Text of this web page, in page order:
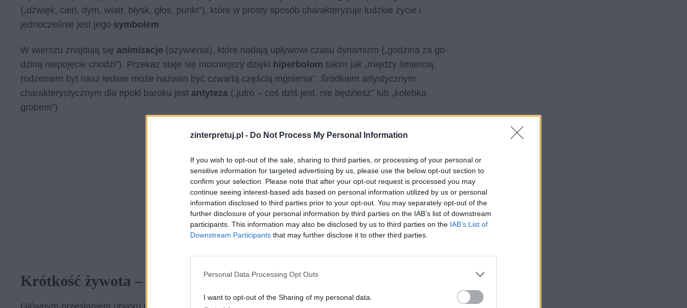
zinterpretuj.pl - Do Not Process My Personal Information
If you wish to opt-out of the sale, sharing to third parties, or processing of your personal or
sensitive information for targeted advertising by us, please use the below opt-out section to
confirm your selection. Please note that after your opt-out request is processed you may
continue seeing interest-based ads based on personal information utilized by us or personal
information disclosed to third parties prior to your opt-out. You may separately opt-out of the
further disclosure of your personal information by third parties on the IAB’s list of downstream
participants. This information may also be disclosed by us to third parties on the IAB’s List of
Downstream Participants that may further disclose it to other third parties.
Personal Data Processing Opt Outs
I want to opt-out of the Sharing of my personal data.
(„dźwięk, cień, dym, wiatr, błysk, głos, punkt”), które w prosty sposób charakteryzuje ludzkie życie i
jednocześnie jest jego symbolem.
W wierszu znajdują się animizacje (ożywienia), które nadają upływowi czasu dynamizm („godzi­na za go­
dzi­ną nie­po­ję­cie cho­dzi”). Przekaz staje się mocniejszy dzięki hiperbolom takim jak „mię­dzy śmier­cią,
rodzeniem byt nasz le­d­wie może na­zwan być czwartą czę­ścią mgnie­nia”. Środkiem artystycznym
charakterystycznym dla epoki baroku jest antyteza („jutro – coś dziś jest, nie będziesz” lub „kolebka
grobem”).
Krótkość żywota – interpretacja utworu